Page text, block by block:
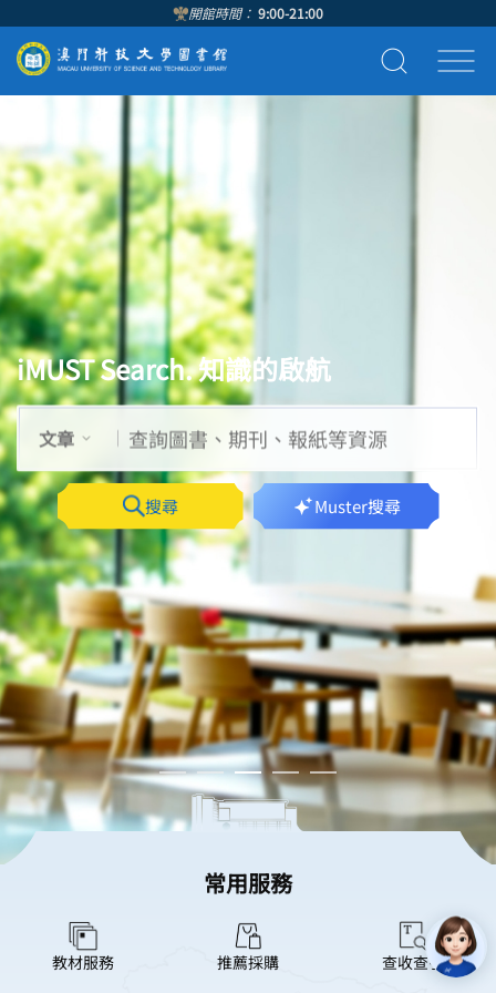
開館時間： 9:00-21:00
iMUST Search. 知識的啟航
文章
搜尋 Muster搜尋
常用服務
教材服務 推薦採購 查收查引
培訓 | 圖書館圓滿舉辦金融資料庫
專場培訓